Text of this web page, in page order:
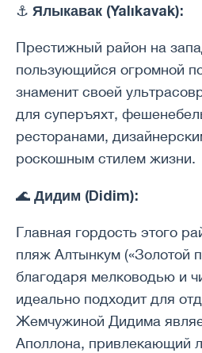
⚓️ Ялыкавак (Yalıkavak):
Престижный район на
пользующийся огромной
знаменит своей
для суперъяхт,
ресторанами,
роскошным стилем жизни.
🌊 Дидим (Didim):
Главная гордость этого
пляж Алтынкум («Золотой
благодаря мелководью и
идеально подходит для
Жемчужиной Дидима
Аполлона, привлекающий